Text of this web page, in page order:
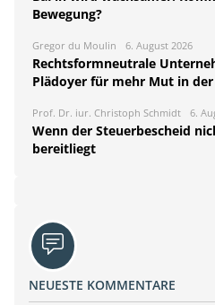
Bewegung?
Gregor du Moulin 6. August 2026
Rechtsformneutrale
Plädoyer für mehr Mut in
Prof. Dr. iur. Christoph Schmidt 6.
Wenn der Steuerbescheid
bereitliegt
NEUESTE KOMMENTARE